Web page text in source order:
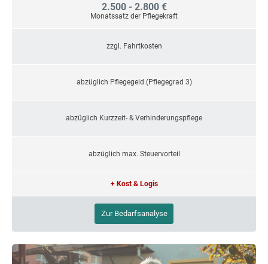
2.500 - 2.800 €
Monatssatz der Pflegekraft
zzgl. Fahrtkosten
abzüglich Pflegegeld (Pflegegrad 3)
abzüglich Kurzzeit- & Verhinderungspflege
abzüglich max. Steuervorteil
+ Kost & Logis
Zur Bedarfsanalyse